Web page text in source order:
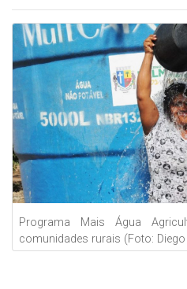
Programa Mais Água
comunidades rurais (Foto: